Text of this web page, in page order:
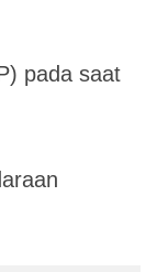
pada saat